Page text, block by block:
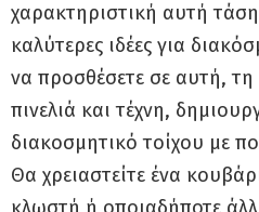
χαρακτηριστική αυτή τάση
καλύτερες ιδέες για
να προσθέσετε σε αυτή,
πινελιά και τέχνη,
διακοσμητικό τοίχου με
Θα χρειαστείτε ένα